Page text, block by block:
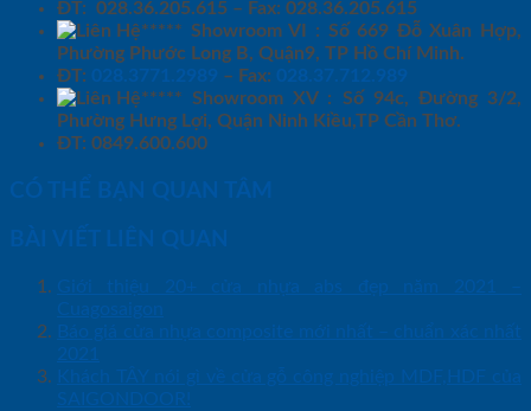
ĐT: 028.36.205.615 – Fax: 028.36.205.615
***** Showroom VI : Số 669 Đỗ Xuân Hợp,
Phường Phước Long B, Quận9, TP Hồ Chí Minh.
ĐT: 028.3771.2989 – Fax: 028.37.712.989
***** Showroom XV : Số 94c, Đường 3/2,
Phường Hưng Lợi, Quận Ninh Kiều,TP Cần Thơ.
ĐT: 0849.600.600
CÓ THỂ BẠN QUAN TÂM
BÀI VIẾT LIÊN QUAN
Giới thiệu 20+ cửa nhựa abs đẹp năm 2021 –
Cuagosaigon
Báo giá cửa nhựa composite mới nhất – chuẩn xác nhất
2021
Khách TÂY nói gì về cửa gỗ công nghiệp MDF,HDF của
SAIGONDOOR!